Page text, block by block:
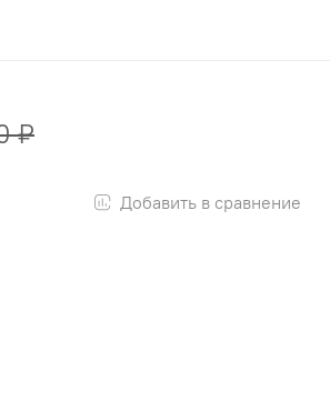
₽
Добавить в сравнение